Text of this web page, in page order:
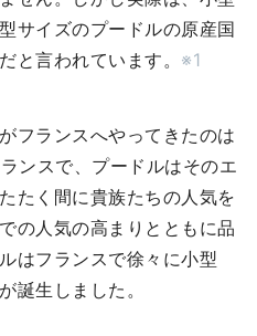
サイズのプードルの原産国
と言われています。 ※1
フランスへやってきたのは
ンスで、プードルはそのエ
たく間に貴族たちの人気を
の人気の高まりとともに品
はフランスで徐々に小型
誕生しました。